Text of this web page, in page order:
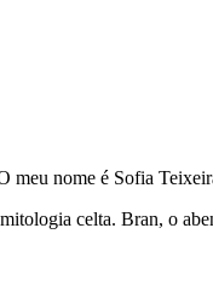
meu nome é Sofia
celta. Bran, o